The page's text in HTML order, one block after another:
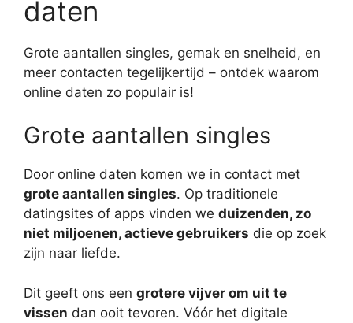
daten
Grote aantallen singles, gemak en snelheid, en
meer contacten tegelijkertijd – ontdek waarom
online daten zo populair is!
Grote aantallen singles
Door online daten komen we in contact met
grote aantallen singles. Op traditionele
datingsites of apps vinden we duizenden, zo
niet miljoenen, actieve gebruikers die op zoek
zijn naar liefde.
Dit geeft ons een grotere vijver om uit te
vissen dan ooit tevoren. Vóór het digitale